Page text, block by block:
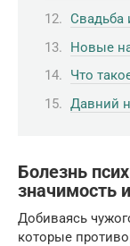
Свадьба
Новые
Что
Давний
Болезнь
значимость
Добиваясь
которые